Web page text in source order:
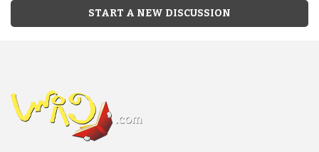
START A NEW DISCUSSION